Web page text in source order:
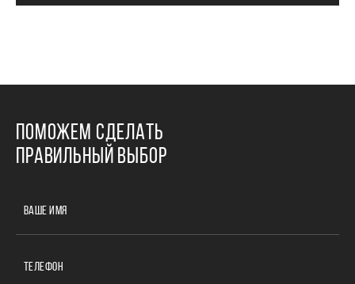
ПОМОЖЕМ СДЕЛАТЬ
ПРАВИЛЬНЫЙ ВЫБОР
ВАШЕ ИМЯ
ТЕЛЕФОН